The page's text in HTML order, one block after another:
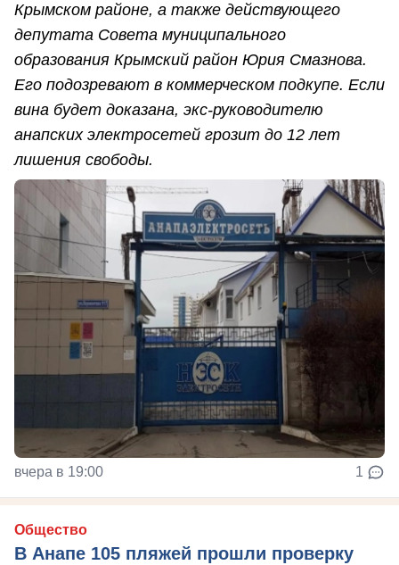
Крымском районе, а также действующего
депутата Совета муниципального
образования Крымский район Юрия Смазнова.
Его подозревают в коммерческом подкупе. Если
вина будет доказана, экс-руководителю
анапских электросетей грозит до 12 лет
лишения свободы.
вчера в 19:00 1
Общество
В Анапе 105 пляжей прошли проверку